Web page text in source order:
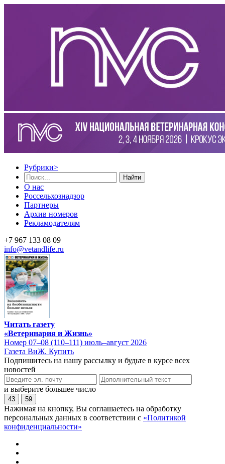
Рубрики>
Найти
О нас
Россельхознадзор
Партнеры
Архив номеров
Рекламодателям
+7 967 133 08 09
info@vetandlife.ru
Читать газету
«Ветеринария и Жизнь»
Номер 07–08 (110–111) июль–август 2026
Газета ВиЖ. Купить
Подпишитесь на нашу рассылку и будьте в курсе всех
новостей
и выберите большее число
43 59
Нажимая на кнопку, Вы соглашаетесь на обработку
персональных данных в соответствии с «Политикой
конфиденциальности»